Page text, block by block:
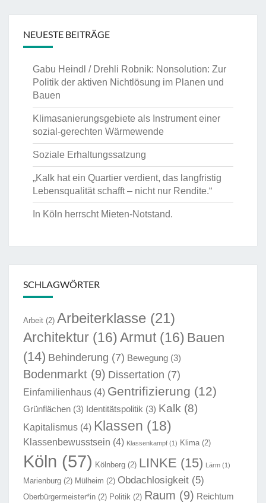
NEUESTE BEITRÄGE
Gabu Heindl / Drehli Robnik: Nonsolution: Zur
Politik der aktiven Nichtlösung im Planen und
Bauen
Klimasanierungsgebiete als Instrument einer
sozial-gerechten Wärmewende
Soziale Erhaltungssatzung
„Kalk hat ein Quartier verdient, das langfristig
Lebensqualität schafft – nicht nur Rendite.“
In Köln herrscht Mieten-Notstand.
SCHLAGWÖRTER
Arbeit (2) Arbeiterklasse (21)
Architektur (16) Armut (16) Bauen
(14) Behinderung (7) Bewegung (3)
Bodenmarkt (9) Dissertation (7)
Einfamilienhaus (4) Gentrifizierung (12)
Grünflächen (3) Identitätspolitik (3) Kalk (8)
Kapitalismus (4) Klassen (18)
Klassenbewusstsein (4) Klassenkampf (1) Klima(2)
Köln (57) Kölnberg (2) LINKE (15) Lärm (1)
Marienburg (2) Mülheim (2) Obdachlosigkeit (5)
Oberbürgermeister*in (2) Politik (2) Raum (9) Reichtum